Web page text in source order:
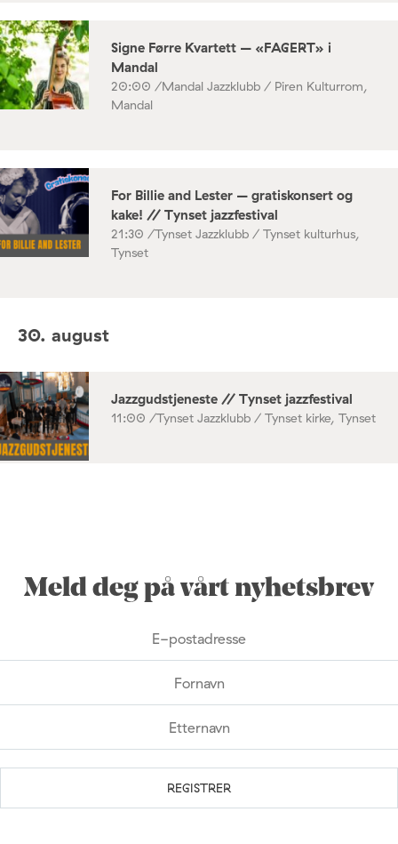
Signe Førre Kvartett – «FAGERT» i
Mandal
20:00 /Mandal Jazzklubb / Piren Kulturrom,
Mandal
For Billie and Lester – gratiskonsert og
kake! // Tynset jazzfestival
21:30 /Tynset Jazzklubb / Tynset kulturhus,
Tynset
30. august
Jazzgudstjeneste // Tynset jazzfestival
11:00 /Tynset Jazzklubb / Tynset kirke, Tynset
Meld deg på vårt nyhetsbrev